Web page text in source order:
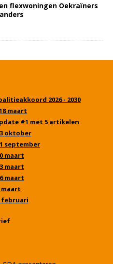
flexwoningen Oekraïners
2026 - 2030
maart
#1 met 5 artikelen
oktober
september
maart
maart
maart
februari